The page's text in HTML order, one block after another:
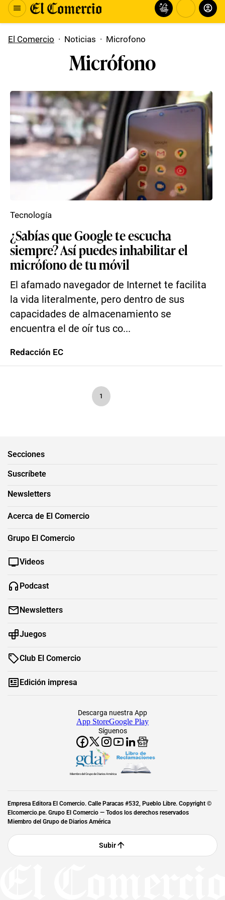
El Comercio · Noticias · Microfono
Micrófono
¿Sabías que Google te escucha
siempre? Así puedes inhabilitar el
micrófono de tu móvil
El afamado navegador de Internet te facilita
la vida literalmente, pero dentro de sus
capacidades de almacenamiento se
encuentra el de oír tus co...
Tecnología
Redacción EC
1
Secciones
Suscríbete
Newsletters
Acerca de El Comercio
Grupo El Comercio
Videos
Podcast
Newsletters
Juegos
Club El Comercio
Edición impresa
Síguenos
Descarga nuestra App
App StoreGoogle Play
Miembro del Grupo de Diarios América
Empresa Editora El Comercio. Calle Paracas #532, Pueblo Libre. Copyright ©
Elcomercio.pe. Grupo El Comercio — Todos los derechos reservados
Miembro del Grupo de Diarios América
Subir